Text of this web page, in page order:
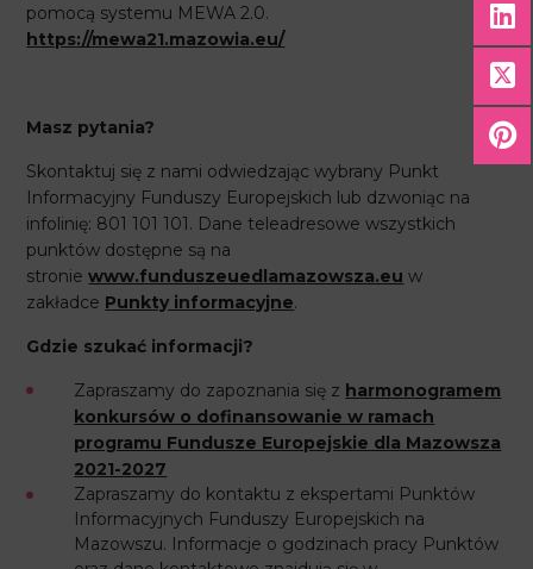
pomocą systemu MEWA 2.0.
https://mewa21.mazowia.eu/
Masz pytania?
Skontaktuj się z nami odwiedzając wybrany Punkt
Informacyjny Funduszy Europejskich lub dzwoniąc na
infolinię: 801 101 101. Dane teleadresowe wszystkich
punktów dostępne są na
stroniewww.funduszeuedlamazowsza.eu w
zakładce Punkty informacyjne.
Gdzie szukać informacji?
Zapraszamy do zapoznania się z harmonogramem
konkursów o dofinansowanie w ramach
programu Fundusze Europejskie dla Mazowsza
2021-2027
Zapraszamy do kontaktu z ekspertami Punktów
Informacyjnych Funduszy Europejskich na
Mazowszu. Informacje o godzinach pracy Punktów